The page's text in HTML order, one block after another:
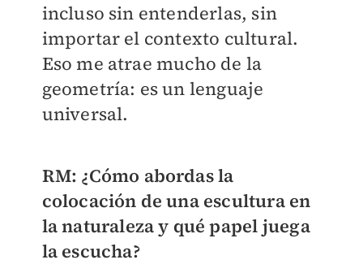
incluso sin entenderlas, sin
importar el contexto cultural.
Eso me atrae mucho de la
geometría: es un lenguaje
universal.
RM: ¿Cómo abordas la
colocación de una escultura en
la naturaleza y qué papel juega
la escucha?